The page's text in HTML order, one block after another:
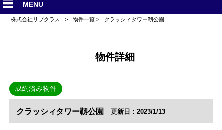
MENU
株式会社リブクラス > 物件一覧 > クラッシィタワー靱公園
物件詳細
成約済み物件
クラッシィタワー靱公園 更新日：2023/1/13